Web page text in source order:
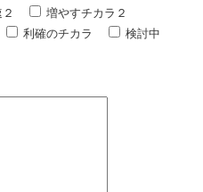
増やすチカラ２
利確のチカラ
検討中